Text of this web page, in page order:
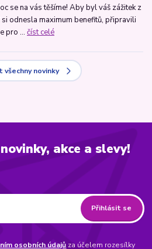
se na vás těšíme! Aby byl váš zážitek z
odnesla maximum benefitů, připravili
pro ... číst celé
všechny novinky
akce a slevy!
Přihlásit se
osobních údajů za účelem rozesílky